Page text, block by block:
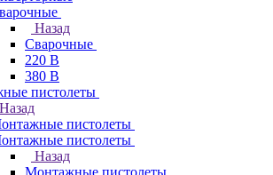
Назад
Сварочные
220 В
380 В
пистолеты
Назад
пистолеты
пистолеты
Назад
Монтажные пистолеты